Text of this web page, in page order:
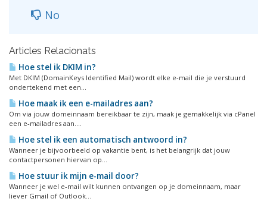
No
Articles Relacionats
Hoe stel ik DKIM in?
Met DKIM (DomainKeys Identified Mail) wordt elke e-mail die je verstuurd
ondertekend met een...
Hoe maak ik een e-mailadres aan?
Om via jouw domeinnaam bereikbaar te zijn, maak je gemakkelijk via cPanel
een e-mailadres aan....
Hoe stel ik een automatisch antwoord in?
Wanneer je bijvoorbeeld op vakantie bent, is het belangrijk dat jouw
contactpersonen hiervan op...
Hoe stuur ik mijn e-mail door?
Wanneer je wel e-mail wilt kunnen ontvangen op je domeinnaam, maar
liever Gmail of Outlook...